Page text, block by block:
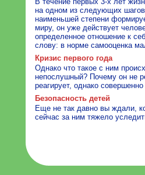
на одном из следующих
наименьшей степени
миру, он уже действует
определенное отношение к
слову: в норме самооценка
Кризис первого года
Однако что такое с ним
непослушный? Почему он не
реагирует, однако
Безопасность детей
Еще не так давно вы ждали,
сейчас за ним тяжело